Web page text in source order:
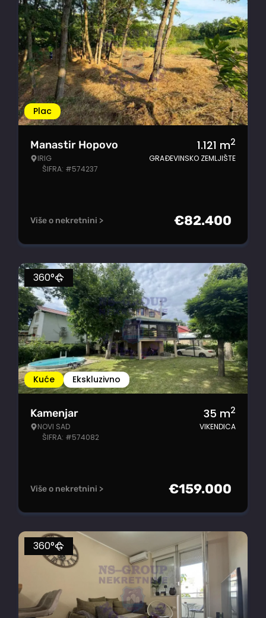
Plac
Manastir Hopovo
IRIG
ŠIFRA: #574237
1.121 m2
GRAĐEVINSKO ZEMLJIŠTE
Više o nekretnini > €82.400
Kuće Ekskluzivno
360°
Kamenjar
NOVI SAD
ŠIFRA: #574082
35 m2
VIKENDICA
Više o nekretnini > €159.000
360°